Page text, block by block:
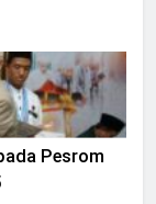
Pesrom